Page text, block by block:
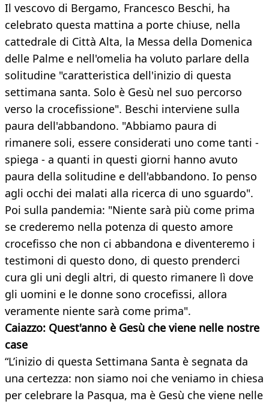
Il vescovo di Bergamo, Francesco Beschi, ha
celebrato questa mattina a porte chiuse, nella
cattedrale di Città Alta, la Messa della Domenica
delle Palme e nell'omelia ha voluto parlare della
solitudine "caratteristica dell'inizio di questa
settimana santa. Solo è Gesù nel suo percorso
verso la crocefissione". Beschi interviene sulla
paura dell'abbandono. "Abbiamo paura di
rimanere soli, essere considerati uno come tanti -
spiega - a quanti in questi giorni hanno avuto
paura della solitudine e dell'abbandono. Io penso
agli occhi dei malati alla ricerca di uno sguardo".
Poi sulla pandemia: "Niente sarà più come prima
se crederemo nella potenza di questo amore
crocefisso che non ci abbandona e diventeremo i
testimoni di questo dono, di questo prenderci
cura gli uni degli altri, di questo rimanere lì dove
gli uomini e le donne sono crocefissi, allora
veramente niente sarà come prima".
Caiazzo: Quest'anno è Gesù che viene nelle nostre
case
“L’inizio di questa Settimana Santa è segnata da
una certezza: non siamo noi che veniamo in chiesa
per celebrare la Pasqua, ma è Gesù che viene nelle